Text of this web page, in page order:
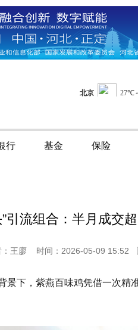
行 基金 保险
引流组合：半月成交
王廖 时间：2026-05-09 15:52
景下，紫燕百味鸡凭借一次精